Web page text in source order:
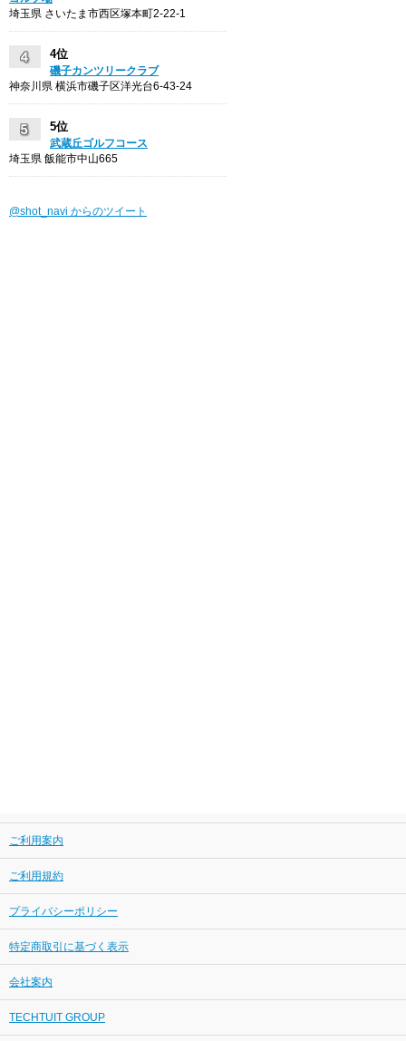
埼玉県 さいたま市西区塚本町2-22-1
4位
磯子カンツリークラブ
神奈川県 横浜市磯子区洋光台6-43-24
5位
武蔵丘ゴルフコース
埼玉県 飯能市中山665
@shot_navi からのツイート
ご利用案内
ご利用規約
プライバシーポリシー
特定商取引に基づく表示
会社案内
TECHTUIT GROUP